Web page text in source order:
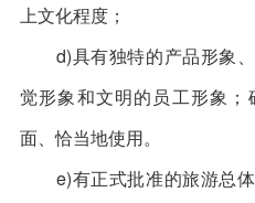
上文化程度；
d)具有独特的产品形象、
觉形象和文明的员工形象
面、恰当地使用。
e)有正式批准的旅游总体